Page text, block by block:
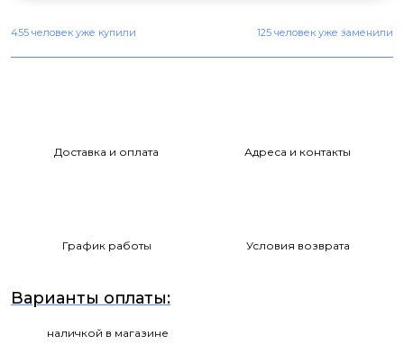
455 человек уже купили 125 человек уже заменили
Доставка и оплата Адреса и контакты
График работы Условия возврата
Варианты оплаты:
наличкой в магазине